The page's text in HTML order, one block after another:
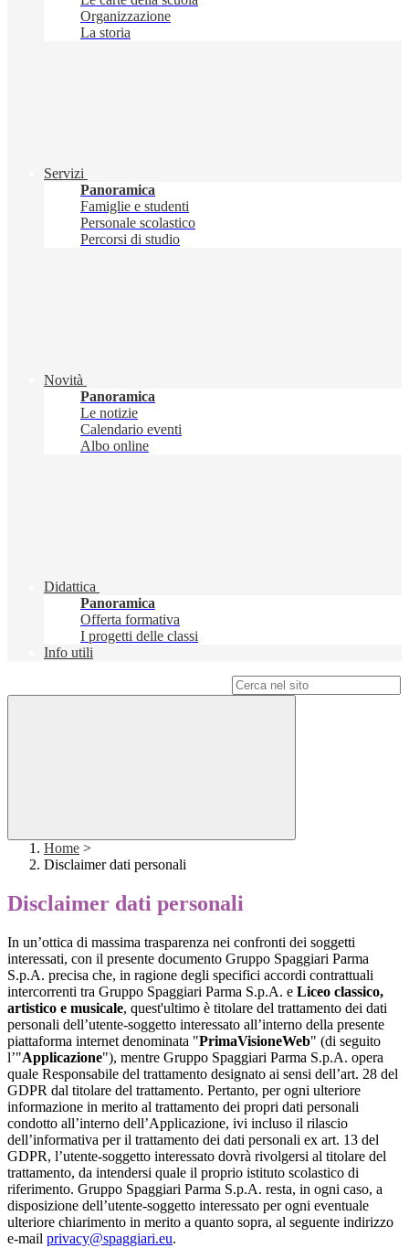
Organizzazione
La storia
Servizi
Panoramica
Famiglie e studenti
Personale scolastico
Percorsi di studio
Novità
Panoramica
Le notizie
Calendario eventi
Albo online
Didattica
Panoramica
Offerta formativa
I progetti delle classi
Info utili
Home >
Disclaimer dati personali
Disclaimer dati personali
In un’ottica di massima trasparenza nei confronti dei soggetti
interessati, con il presente documento Gruppo Spaggiari Parma
S.p.A. precisa che, in ragione degli specifici accordi contrattuali
intercorrenti tra Gruppo Spaggiari Parma S.p.A. e Liceo classico,
artistico e musicale, quest'ultimo è titolare del trattamento dei dati
personali dell’utente-soggetto interessato all’interno della presente
piattaforma internet denominata "PrimaVisioneWeb" (di seguito
l’"Applicazione"), mentre Gruppo Spaggiari Parma S.p.A. opera
quale Responsabile del trattamento designato ai sensi dell’art. 28 del
GDPR dal titolare del trattamento. Pertanto, per ogni ulteriore
informazione in merito al trattamento dei propri dati personali
condotto all’interno dell’Applicazione, ivi incluso il rilascio
dell’informativa per il trattamento dei dati personali ex art. 13 del
GDPR, l’utente-soggetto interessato dovrà rivolgersi al titolare del
trattamento, da intendersi quale il proprio istituto scolastico di
riferimento. Gruppo Spaggiari Parma S.p.A. resta, in ogni caso, a
disposizione dell’utente-soggetto interessato per ogni eventuale
ulteriore chiarimento in merito a quanto sopra, al seguente indirizzo
e-mail privacy@spaggiari.eu.